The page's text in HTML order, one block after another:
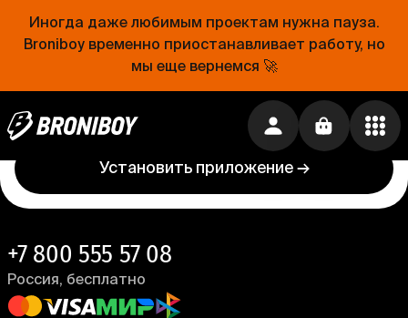
Иногда даже любимым проектам нужна пауза.
Broniboy временно приостанавливает работу, но
мы еще вернемся 🚀
Проще, чем открыть холодильник
Broniboy и закажи еду из любимого ресторана
прямо сейчас!
Установить приложение →
+7 800 555 57 08
Россия, бесплатно